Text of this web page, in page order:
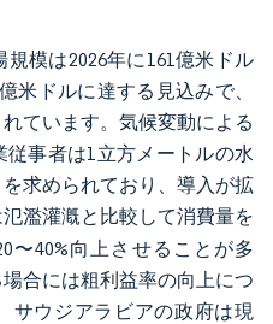
模は2026年に161億米ドル
米ドルに達する見込みで、
ています。気候変動による
事者は1立方メートルの水
求められており、導入が拡
濫灌漑と比較して消費量を
〜40%向上させることが多
合には粗利益率の向上につ
サウジアラビアの政府は現